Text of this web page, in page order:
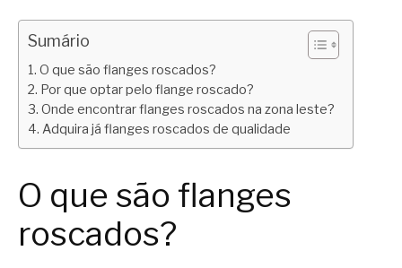
Sumário
O que são flanges roscados?
Por que optar pelo flange roscado?
Onde encontrar flanges roscados na zona leste?
Adquira já flanges roscados de qualidade
O que são flanges
roscados?